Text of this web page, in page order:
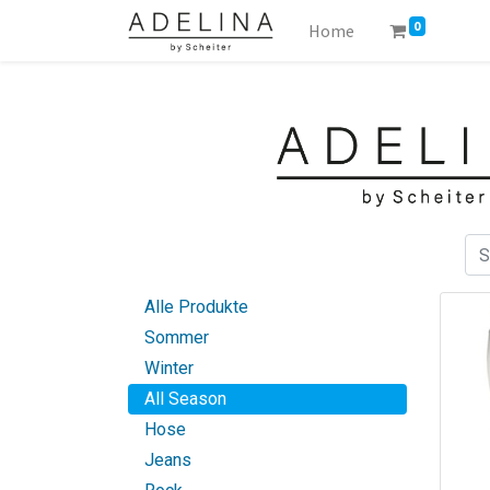
Home 0
Alle Produkte
Sommer
Winter
All Season
Hose
Jeans